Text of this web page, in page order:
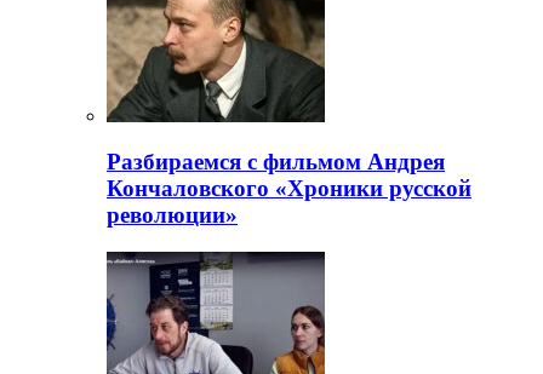
Разбираемся с фильмом Андрея
Кончаловского «Хроники русской
революции»